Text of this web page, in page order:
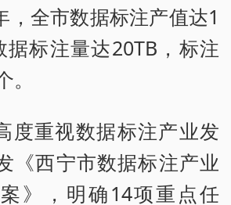
，全市数据标注产值达1
标注量达20TB，标注
度重视数据标注产业发
《西宁市数据标注产业
》，明确14项重点任